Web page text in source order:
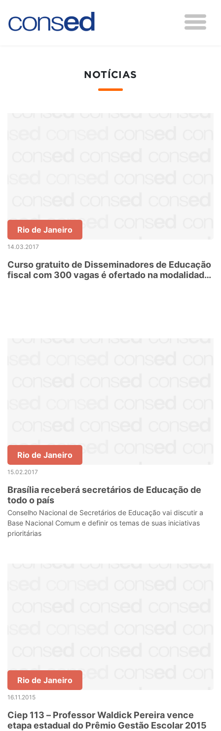
NOTÍCIAS
Rio de Janeiro
14.03.2017
Curso gratuito de Disseminadores de Educação
fiscal com 300 vagas é ofertado na modalidade
Rio de Janeiro
15.02.2017
Brasília receberá secretários de Educação de
todo o país
Conselho Nacional de Secretários de Educação vai discutir a
Base Nacional Comum e definir os temas de suas iniciativas
prioritárias
Rio de Janeiro
16.11.2015
Ciep 113 – Professor Waldick Pereira vence
etapa estadual do Prêmio Gestão Escolar 2015